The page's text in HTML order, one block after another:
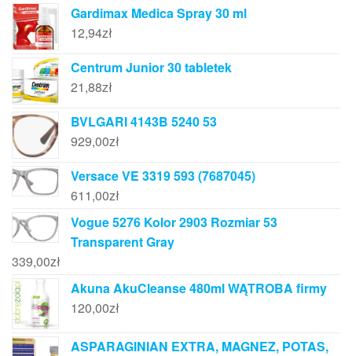
Gardimax Medica Spray 30 ml
12,94zł
Centrum Junior 30 tabletek
21,88zł
BVLGARI 4143B 5240 53
929,00zł
Versace VE 3319 593 (7687045)
611,00zł
Vogue 5276 Kolor 2903 Rozmiar 53
Transparent Gray
339,00zł
Akuna AkuCleanse 480ml WĄTROBA firmy
120,00zł
ASPARAGINIAN EXTRA, MAGNEZ, POTAS,